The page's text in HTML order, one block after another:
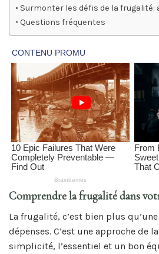
Surmonter les défis de la
Questions fréquentes
Comprendre la frugalité dans
La frugalité, c’est bien plus
dépenses. C’est une approche de
simplicité, l’essentiel et un bon